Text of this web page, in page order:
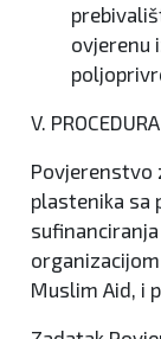
ovjerenu
V.
Povjerenstvo
plastenika sa
Muslim Aid, i